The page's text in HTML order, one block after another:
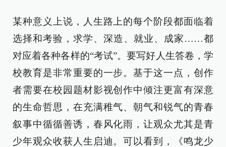
某种意义上说，人生路上的每个阶段都面临着
选择和考验，求学、深造、就业、成家……都
对应着各种各样的“考试”。要写好人生答卷，学
校教育是非常重要的一步。基于这一点，创作
者需要在校园题材影视创作中倾注更富有深意
的生命哲思，在充满稚气、朝气和锐气的青春
叙事中循循善诱，春风化雨，让观众尤其是青
少年观众收获人生启迪。可以看到，《鸣龙少